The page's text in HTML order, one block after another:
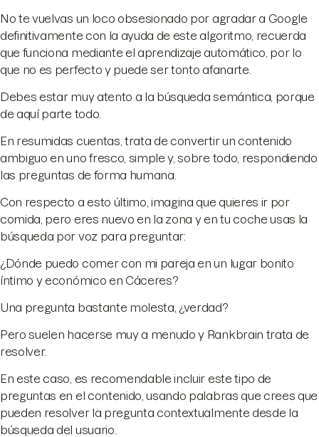
No te vuelvas un loco obsesionado por agradar a Google
definitivamente con la ayuda de este algoritmo, recuerda
que funciona mediante el aprendizaje automático, por lo
que no es perfecto y puede ser tonto afanarte.
Debes estar muy atento a la búsqueda semántica, porque
de aquí parte todo.
En resumidas cuentas, trata de convertir un contenido
ambiguo en uno fresco, simple y, sobre todo, respondiendo
las preguntas de forma humana.
Con respecto a esto último, imagina que quieres ir por
comida, pero eres nuevo en la zona y en tu coche usas la
búsqueda por voz para preguntar:
¿Dónde puedo comer con mi pareja en un lugar bonito
íntimo y económico en Cáceres?
Una pregunta bastante molesta, ¿verdad?
Pero suelen hacerse muy a menudo y Rankbrain trata de
resolver.
En este caso, es recomendable incluir este tipo de
preguntas en el contenido, usando palabras que crees que
pueden resolver la pregunta contextualmente desde la
búsqueda del usuario.